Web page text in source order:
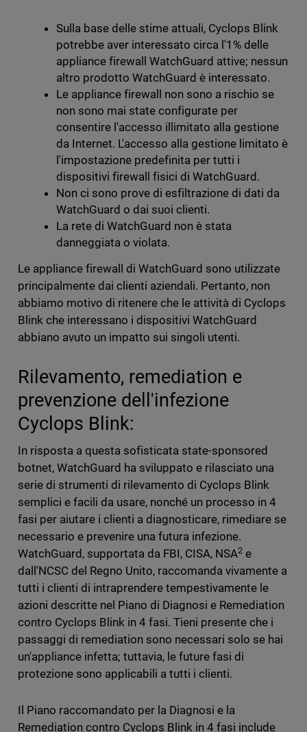
Sulla base delle stime attuali, Cyclops Blink
potrebbe aver interessato circa l'1% delle
appliance firewall WatchGuard attive; nessun
altro prodotto WatchGuard è interessato.
Le appliance firewall non sono a rischio se
non sono mai state configurate per
consentire l'accesso illimitato alla gestione
da Internet. L'accesso alla gestione limitato è
l'impostazione predefinita per tutti i
dispositivi firewall fisici di WatchGuard.
Non ci sono prove di esfiltrazione di dati da
WatchGuard o dai suoi clienti.
La rete di WatchGuard non è stata
danneggiata o violata.
Le appliance firewall di WatchGuard sono utilizzate
principalmente dai clienti aziendali. Pertanto, non
abbiamo motivo di ritenere che le attività di Cyclops
Blink che interessano i dispositivi WatchGuard
abbiano avuto un impatto sui singoli utenti.
Rilevamento, remediation e
prevenzione dell'infezione
Cyclops Blink:
In risposta a questa sofisticata state-sponsored
botnet, WatchGuard ha sviluppato e rilasciato una
serie di strumenti di rilevamento di Cyclops Blink
semplici e facili da usare, nonché un processo in 4
fasi per aiutare i clienti a diagnosticare, rimediare se
necessario e prevenire una futura infezione.
WatchGuard, supportata da FBI, CISA, NSA2 e
dall'NCSC del Regno Unito, raccomanda vivamente a
tutti i clienti di intraprendere tempestivamente le
azioni descritte nel Piano di Diagnosi e Remediation
contro Cyclops Blink in 4 fasi. Tieni presente che i
passaggi di remediation sono necessari solo se hai
un'appliance infetta; tuttavia, le future fasi di
protezione sono applicabili a tutti i clienti.
Il Piano raccomandato per la Diagnosi e la
Remediation contro Cyclops Blink in 4 fasi include